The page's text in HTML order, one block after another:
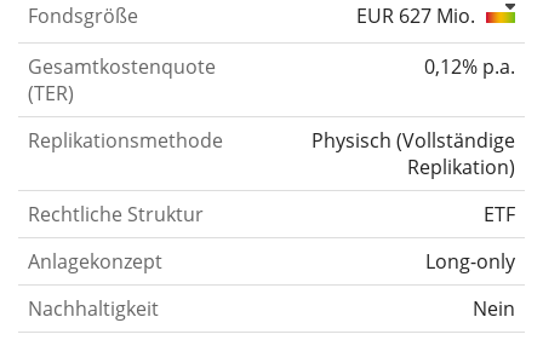
Fondsgröße
EUR 627 Mio.
Gesamtkostenquote
(TER)
0,12% p.a.
Replikationsmethode Physisch (Vollständige
Replikation)
Rechtliche Struktur
ETF
Anlagekonzept
Long-only
Nachhaltigkeit
Nein